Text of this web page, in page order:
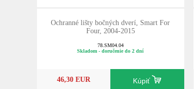
Ochranné lišty bočných dverí, Smart For
Four, 2004-2015
78.SM04.04
Skladom - doručenie do 2 dní
46,30 EUR Kúpiť